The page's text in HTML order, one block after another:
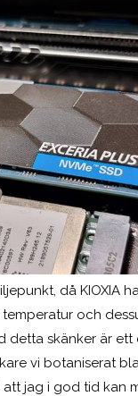
då KIOXIA
och
detta skänker är
vi botaniserat
jag i god tid kan